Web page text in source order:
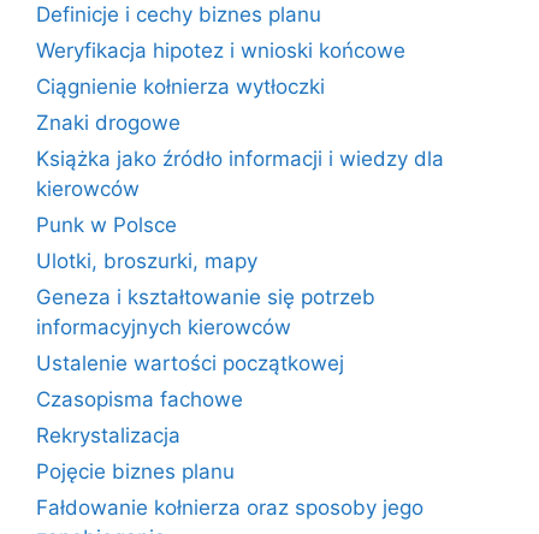
Definicje i cechy biznes planu
Weryfikacja hipotez i wnioski końcowe
Ciągnienie kołnierza wytłoczki
Znaki drogowe
Książka jako źródło informacji i wiedzy dla
kierowców
Punk w Polsce
Ulotki, broszurki, mapy
Geneza i kształtowanie się potrzeb
informacyjnych kierowców
Ustalenie wartości początkowej
Czasopisma fachowe
Rekrystalizacja
Pojęcie biznes planu
Fałdowanie kołnierza oraz sposoby jego